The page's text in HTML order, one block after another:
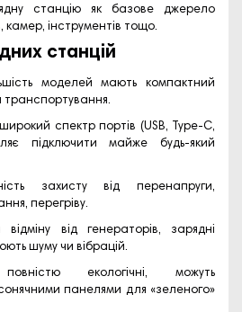
станцію як базове джерело
камер, інструментів тощо.
станцій
моделей мають компактний
транспортування.
широкий спектр портів (USB, Type-C,
підключити майже будь-який
захисту від перенапруги,
перегріву.
від генераторів, зарядні
шуму чи вібрацій.
повністю екологічні, можуть
панелями для «зеленого»